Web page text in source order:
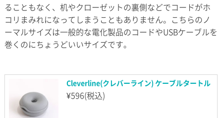
ることもなく、机やクローゼットの裏側などでコードがホ
コリまみれになってしまうこともありません。こちらのノ
ーマルサイズは一般的な電化製品のコードやUSBケーブルを
巻くのにちょうどいいサイズです。
Cleverline(クレバーライン) ケーブルタートル
¥596(税込)